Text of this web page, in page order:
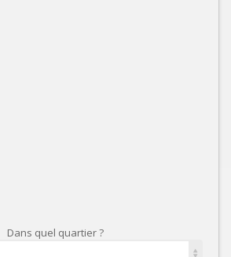
Dans quel quartier ?